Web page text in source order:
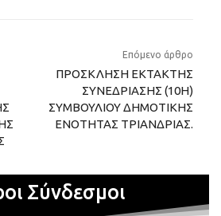
Επόμενο άρθρο
ΠΡΟΣΚΛΗΣΗ ΕΚΤΑΚΤΗΣ
ΣΥΝΕΔΡΙΑΣΗΣ (10Η)
ΣΥΜΒΟΥΛΙΟΥ ΔΗΜΟΤΙΚΗΣ
ΕΝΟΤΗΤΑΣ ΤΡΙΑΝΔΡΙΑΣ.
Σύνδεσμοι